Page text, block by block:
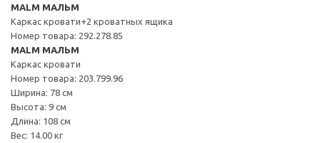
MALM МАЛЬМ
Каркас кровати+2 кроватных ящика
Номер товара: 292.278.85
MALM МАЛЬМ
Каркас кровати
Номер товара: 203.799.96
Ширина: 78 см
Высота: 9 см
Длина: 108 см
Вес: 14.00 кг